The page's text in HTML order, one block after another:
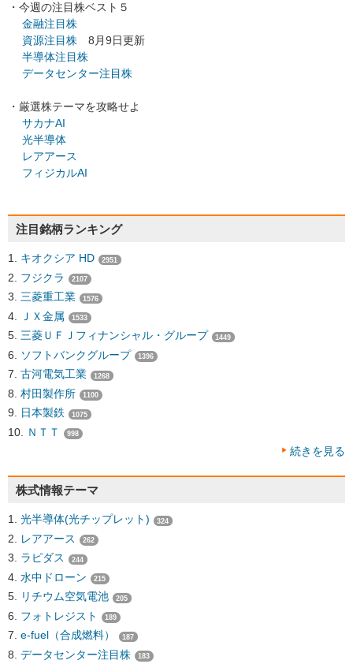
・今週の注目株ベスト５
金融注目株
資源注目株 8月9日更新
半導体注目株
データセンター注目株
・厳選株テーマを攻略せよ
サカナAI
光半導体
レアアース
フィジカルAI
注目銘柄ランキング
キオクシア HD 2951
フジクラ 2107
三菱重工業 1576
ＪＸ金属 1533
三菱ＵＦＪフィナンシャル・グループ 1449
ソフトバンクグループ 1396
古河電気工業 1268
村田製作所 1100
日本製鉄 1075
ＮＴＴ 998
続きを見る
株式情報テーマ
光半導体(光チップレット) 324
レアアース 262
ラピダス 244
水中ドローン 215
リチウム空気電池 205
フォトレジスト 189
e-fuel（合成燃料） 187
データセンター注目株 183